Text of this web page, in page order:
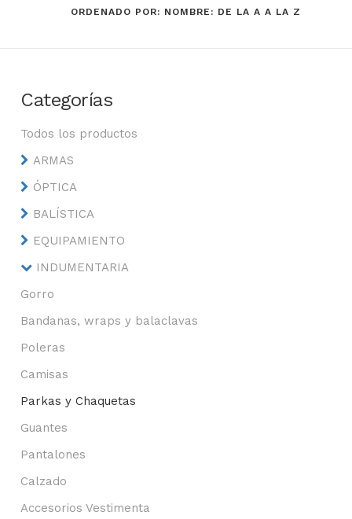
ORDENADO POR: NOMBRE: DE LA A A LA Z
Categorías
Todos los productos
ARMAS
ÓPTICA
BALÍSTICA
EQUIPAMIENTO
INDUMENTARIA
Gorro
Bandanas, wraps y balaclavas
Poleras
Camisas
Parkas y Chaquetas
Guantes
Pantalones
Calzado
Accesorios Vestimenta